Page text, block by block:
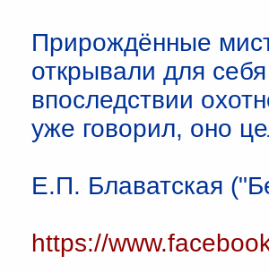
Прирождённые
открывали для
впоследствии
уже говорил, оно
Е.П. Блаватская
https://